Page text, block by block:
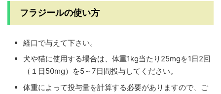
フラジールの使い方
経口で与えて下さい。
犬や猫に使用する場合は、体重1kg当たり25mgを1日2回
（１日50mg）を5～7日間投与してください。
体重によって投与量を計算する必要がありますので、ご